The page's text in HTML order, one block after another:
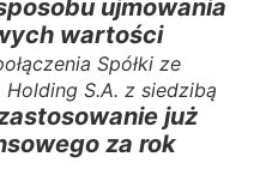
ujmowania
wartości
Spółki ze
Holding S.A. z siedzibą
już
za rok